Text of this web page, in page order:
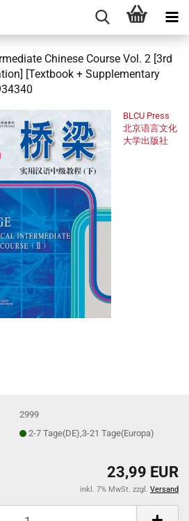
Chinese Course Vol. 2 [3rd
[Textbook + Supplementary
BLCU Press
北京语言文化
大学出版社
2999
2-7 Tage(DE),3-21 Tage(Europa)
23,99 EUR
inkl. 7% MwSt. zzgl. Versand